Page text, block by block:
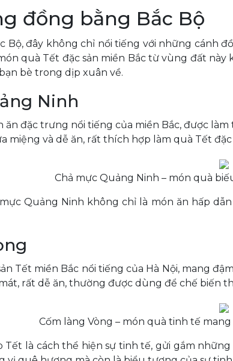
đồng bằng Bắc Bộ
Bộ, đây không chỉ nổi tiếng với những cánh
quà Tết đặc sản miền Bắc từ vùng đất
bè trong dịp xuân về.
Ninh
ăn đặc trưng nổi tiếng của miền Bắc, được
miệng và dễ ăn, rất thích hợp làm quà Tết
Chả mực Quảng Ninh – món quà
Quảng Ninh không chỉ là món ăn hấp
Tết miền Bắc nổi tiếng của Hà Nội, mang
rất dễ ăn, thường được dùng để chế biến
Cốm làng Vòng – món quà tinh tế
Tết là cách thể hiện sự tinh tế, gửi gắm